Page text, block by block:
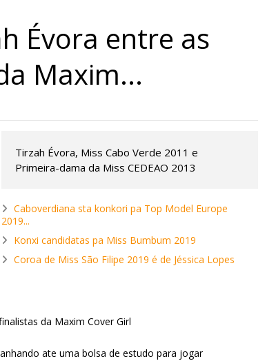
Évora entre as
Maxim...
Tirzah Évora, Miss Cabo Verde 2011 e
Primeira-dama da Miss CEDEAO 2013
Caboverdiana sta konkori pa Top Model Europe
2019...
Konxi candidatas pa Miss Bumbum 2019
Coroa de Miss São Filipe 2019 é de Jéssica Lopes
da Maxim Cover Girl
ate uma bolsa de estudo para jogar